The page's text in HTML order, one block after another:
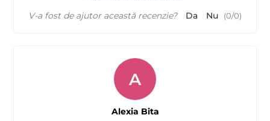
V-a fost de ajutor această recenzie? Da Nu (0/0)
A
Alexia Bita